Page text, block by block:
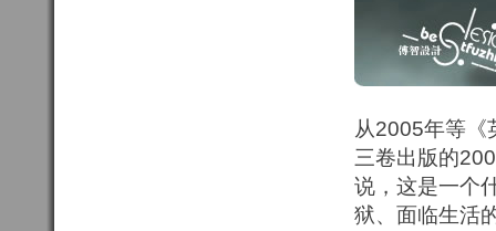
从2005年等《
三卷出版的
说，这是一个
狱、面临生活